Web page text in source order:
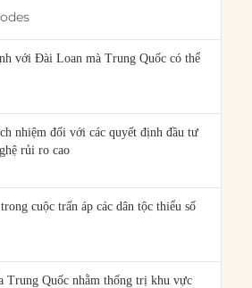
với Đài Loan mà Trung Quốc có thể
nhiệm đối với các quyết định đầu tư
rủi ro cao
cuộc trấn áp các dân tộc thiểu số
Trung Quốc nhằm thống trị khu vực